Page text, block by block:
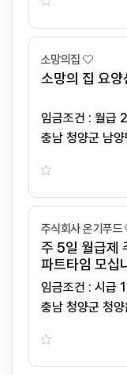
소망의집
소망의 집 요
충남 청양군 남
주식회사 온기푸드
주 5일 월급제
파트타임 모십
충남 청양군 청